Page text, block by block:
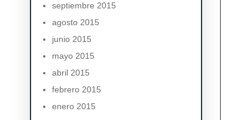
septiembre 2015
agosto 2015
junio 2015
mayo 2015
abril 2015
febrero 2015
enero 2015